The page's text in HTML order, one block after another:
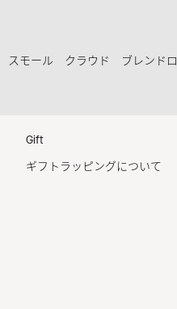
スモール クラウド ブレンドロ
Gift
ギフトラッピングについて